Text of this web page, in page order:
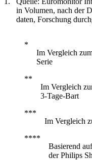
in Volumen, nach der
daten, Forschung
Im Vergleich
Serie
Im Vergleich
3-Tage-Bart
Im Vergleich
Basierend
der Philips